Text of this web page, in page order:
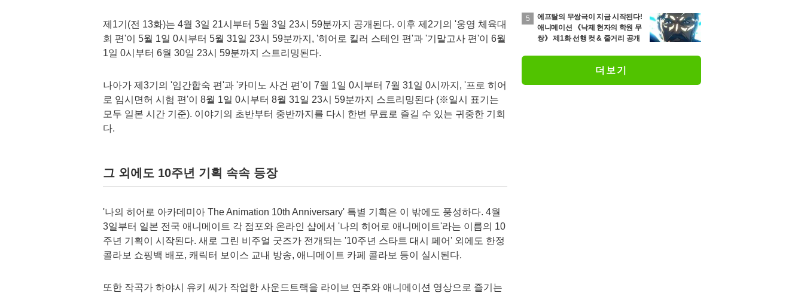
제1기(전 13화)는 4월 3일 21시부터 5월 3일 23시 59분까지 공개된다. 이후 제2기의 '웅영 체육대
회 편'이 5월 1일 0시부터 5월 31일 23시 59분까지, '히어로 킬러 스테인 편'과 '기말고사 편'이 6월
1일 0시부터 6월 30일 23시 59분까지 스트리밍된다.
나아가 제3기의 '임간합숙 편'과 '카미노 사건 편'이 7월 1일 0시부터 7월 31일 0시까지, '프로 히어
로 임시면허 시험 편'이 8월 1일 0시부터 8월 31일 23시 59분까지 스트리밍된다 (※일시 표기는
모두 일본 시간 기준). 이야기의 초반부터 중반까지를 다시 한번 무료로 즐길 수 있는 귀중한 기회
다.
그 외에도 10주년 기획 속속 등장
'나의 히어로 아카데미아 The Animation 10th Anniversary' 특별 기획은 이 밖에도 풍성하다. 4월
3일부터 일본 전국 애니메이트 각 점포와 온라인 샵에서 '나의 히어로 애니메이트'라는 이름의 10
주년 기획이 시작된다. 새로 그린 비주얼 굿즈가 전개되는 '10주년 스타트 대시 페어' 외에도 한정
콜라보 쇼핑백 배포, 캐릭터 보이스 교내 방송, 애니메이트 카페 콜라보 등이 실시된다.
또한 작곡가 하야시 유키 씨가 작업한 사운드트랙을 라이브 연주와 애니메이션 영상으로 즐기는
에프탈의 무쌍극이 지금 시작된다!
애니메이션 《낙제 현자의 학원 무
쌍》 제1화 선행 컷 & 줄거리 공개
더보기